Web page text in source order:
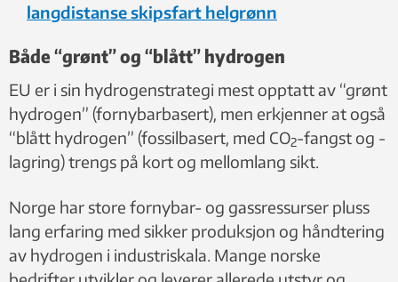
langdistanse skipsfart helgrønn
Både “grønt” og “blått” hydrogen
EU er i sin hydrogenstrategi mest opptatt av “grønt
hydrogen” (fornybarbasert), men erkjenner at også
“blått hydrogen” (fossilbasert, med CO2-fangst og -
lagring) trengs på kort og mellomlang sikt.
Norge har store fornybar- og gassressurser pluss
lang erfaring med sikker produksjon og håndtering
av hydrogen i industriskala. Mange norske